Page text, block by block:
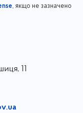
, якщо не зазначено
11